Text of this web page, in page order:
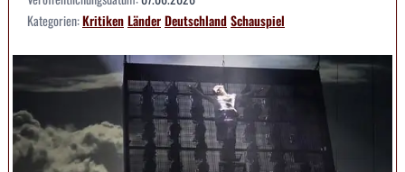
Kategorien:KritikenLänderDeutschlandSchauspiel